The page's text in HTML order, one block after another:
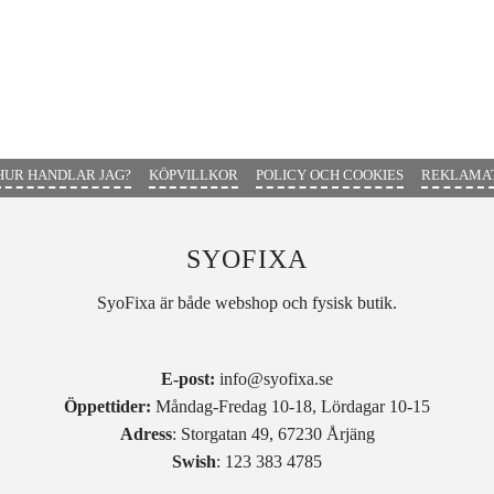
HANDLAR JAG? KÖPVILLKOR POLICY OCH COOKIES
SYOFIXA
SyoFixa är både webshop och fysisk butik.
E-post: info@syofixa.se
Öppettider: Måndag-Fredag 10-18, Lördagar 10-15
Adress: Storgatan 49, 67230 Årjäng
Swish: 123 383 4785